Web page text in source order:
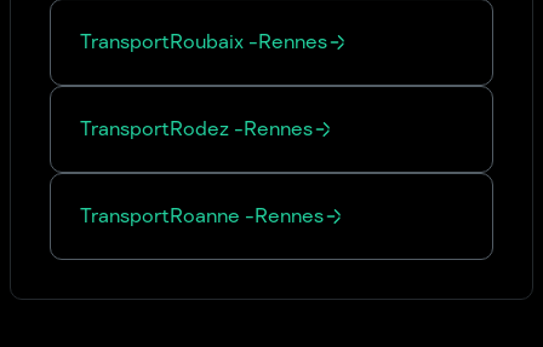
TransportRoubaix -Rennes
TransportRodez -Rennes
TransportRoanne -Rennes